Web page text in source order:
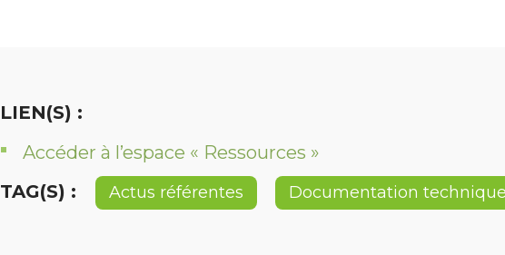
LIEN(S) :
Accéder à l’espace « Ressources »
TAG(S) :
Actus référentes Documentation technique